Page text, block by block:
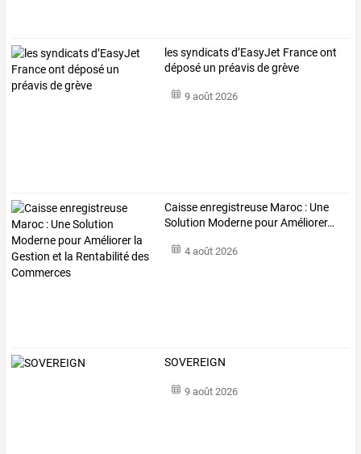
les syndicats d’EasyJet France ont
déposé un préavis de grève
9 août 2026
Caisseenregistreuse Maroc : Une
Solution Moderne pourAméliorer…
4 août 2026
SOVEREIGN
9 août 2026